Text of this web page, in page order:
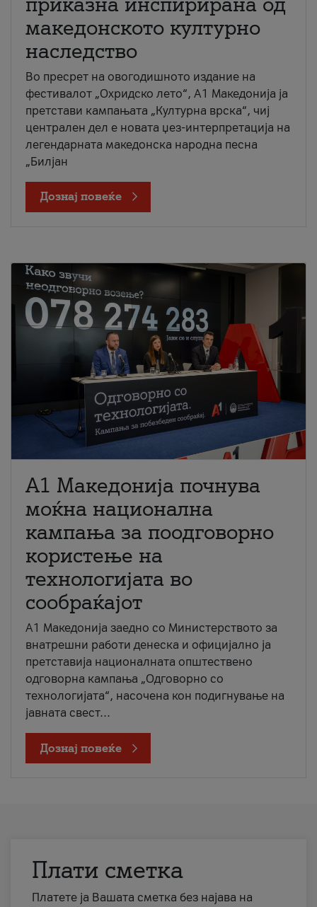
македонското културно
наследство
Во пресрет на овогодишното издание на
фестивалот „Охридско лето“, А1 Македонија ја
претстави кампањата „Културна врска“, чиј
централен дел е новата џез-интерпретација на
легендарната македонска народна песна
„Билјан
Дознај повеќе
A1 Македонија почнува
моќна национална
кампања за поодговорно
користење на
технологијата во
сообраќајот
A1 Македонија заедно со Министерството за
внатрешни работи денеска и официјално ја
претставија националната општествено
одговорна кампања „Одговорно со
технологијата“, насочена кон подигнување на
јавната свест...
Дознај повеќе
Плати сметка
Платете ја Вашата сметка без најава на